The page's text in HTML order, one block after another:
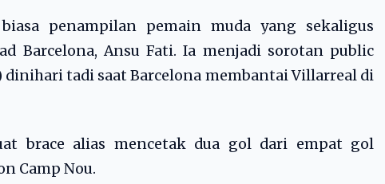
biasa penampilan pemain muda yang sekaligus
Barcelona, Ansu Fati. Ia menjadi sorotan public
tadi saat Barcelona membantai Villarreal di
brace alias mencetak dua gol dari empat gol
Camp Nou.